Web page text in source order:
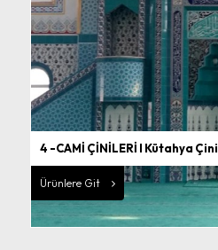
4 -CAMİ ÇİNİLERİ I Kütahya Çini
Ürünlere Git